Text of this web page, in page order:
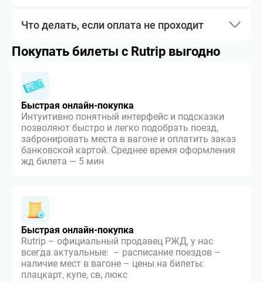
Что делать, если оплата не проходит
Покупать билеты с Rutrip выгодно
Быстрая онлайн-покупка
Интуитивно понятный интерфейс и подсказки
позволяют быстро и легко подобрать поезд,
забронировать места в вагоне и оплатить заказ
банковской картой. Среднее время оформления
жд билета — 5 мин
Быстрая онлайн-покупка
Rutrip – официальный продавец РЖД, у нас
всегда актуальные: – расписание поездов –
наличие мест в вагоне – цены на билеты:
плацкарт, купе, св, люкс